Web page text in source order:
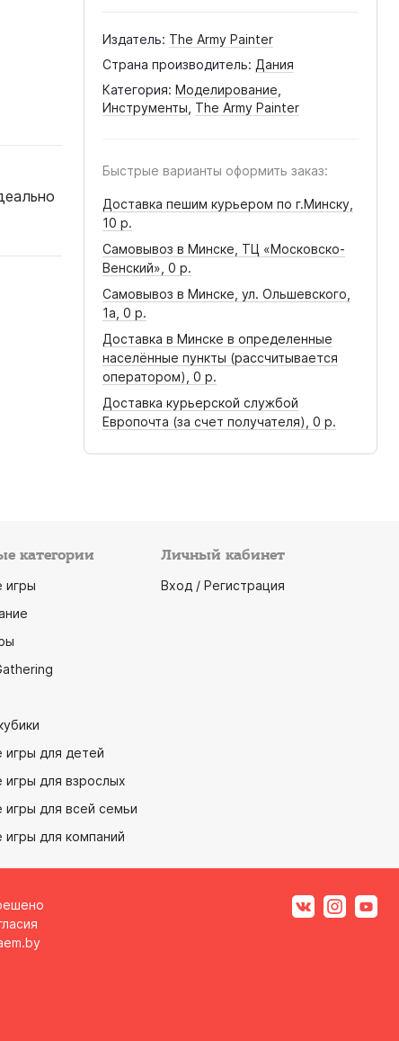
Издатель: The Army Painter
Страна производитель: Дания
Категория: Моделирование
Инструменты The Army Painter
Быстрые варианты оформить заказ:
Доставка пешим курьером по г.Минску,
10 р.
Самовывоз в Минске, ТЦ «Московско-
Венский», 0 р.
Самовывоз в Минске, ул. Ольшевского,
1а, 0 р.
Доставка в Минске в определенные
населённые пункты (рассчитывается
оператором),
0 р.
Доставка курьерской службой
Европочта (за счет получателя),
0 р.
категории
игры
игры для детей
игры для взрослых
игры для всей семьи
для компаний
Личный кабинет
Вход / Регистрация